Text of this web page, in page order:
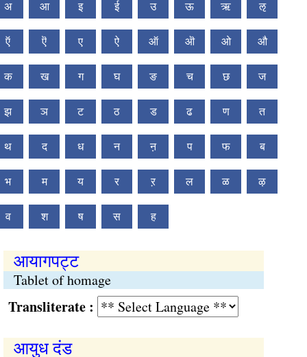
अ आ इ ई उ ऊ ऋ ऌ
ऍ ऎ ए ऐ ऑ ऒ ओ औ
क ख ग घ ङ च छ ज
झ ञ ट ठ ड ढ ण त
थ द ध न ऩ प फ ब
भ म य र ऱ ल ळ ऴ
व श ष स ह
आयागपट्ट
Tablet of homage
:
आयुध दंड